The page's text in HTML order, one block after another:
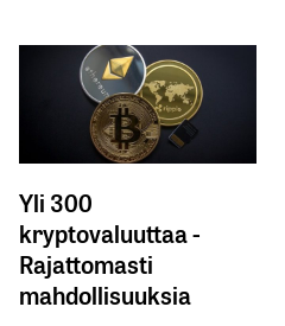
Yli 300
kryptovaluuttaa -
Rajattomasti
mahdollisuuksia